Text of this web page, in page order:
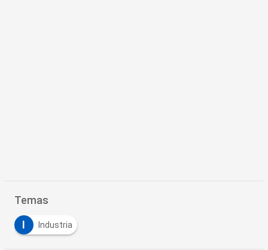
Temas
Industria